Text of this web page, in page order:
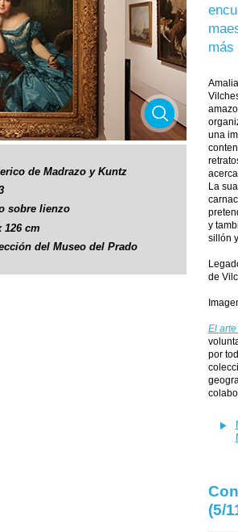
de Madrazo y Kuntz
sobre lienzo
126 cm
del Museo del Prado
más
una
La
y
sillón
de
El
por
(5/